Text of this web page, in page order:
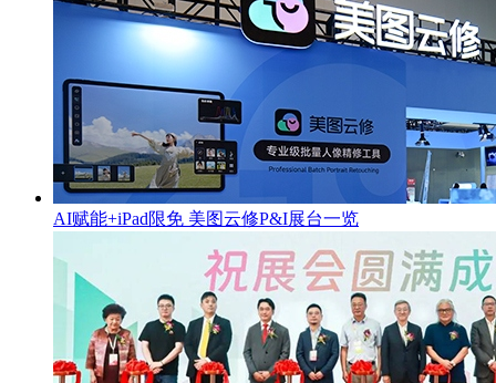
AI赋能+iPad限免 美图云修P&I展台一览